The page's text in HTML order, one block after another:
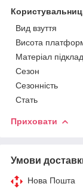
Вид взуття
Висота
Матеріал
Сезон
Сезонність
Стать
Приховати
Умови
Нова Пошта